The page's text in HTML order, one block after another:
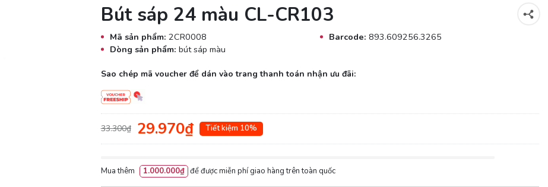
Bút sáp 24 màu CL-CR103
Mã sản phẩm: 2CR0008 Barcode: 893.609256.3265
Dòng sản phẩm: bút sáp màu
Sao chép mã voucher để dán vào trang thanh toán nhận ưu đãi:
33.300₫ 29.970₫ Tiết kiệm 10%
Mua thêm 1.000.000₫ để được miễn phí giao hàng trên toàn quốc